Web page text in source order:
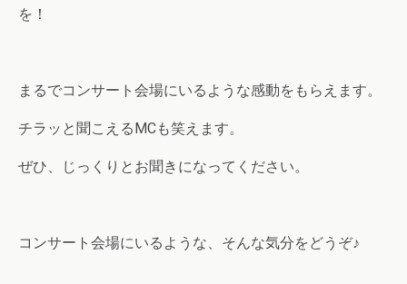
を！
まるでコンサート会場にいるような感動をもらえます。
チラッと聞こえるMCも笑えます。
ぜひ、じっくりとお聞きになってください。
コンサート会場にいるような、そんな気分をどうぞ♪